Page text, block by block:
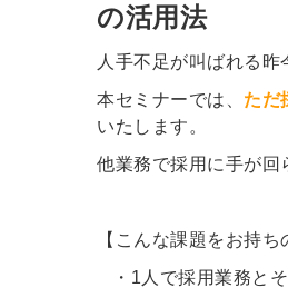
の活用法
人手不足が叫ばれる昨
本セミナーでは、 ただ
いたします。
他業務で採用に手が回
【こんな課題をお持ち
・1人で採用業務と